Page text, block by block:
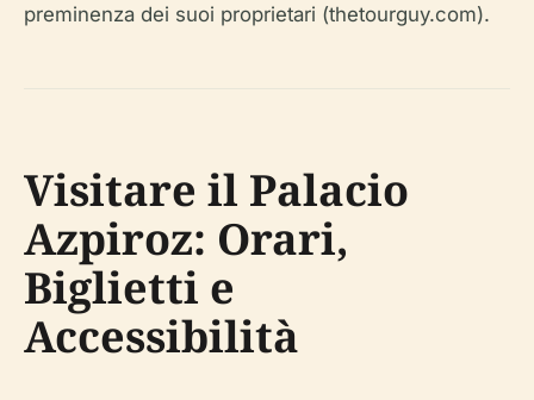
preminenza dei suoi proprietari (thetourguy.com).
Visitare il Palacio
Azpiroz: Orari,
Biglietti e
Accessibilità